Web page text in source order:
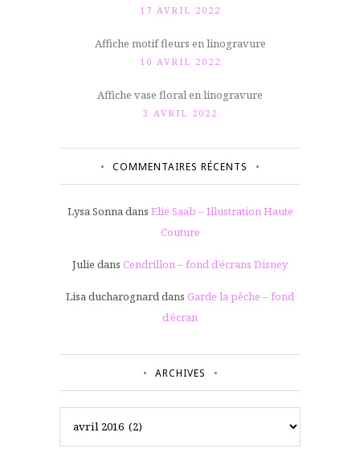
17 AVRIL 2022
Affiche motif fleurs en linogravure
10 AVRIL 2022
Affiche vase floral en linogravure
3 AVRIL 2022
COMMENTAIRES RÉCENTS
Lysa Sonnadans Elie Saab – Illustration Haute
Couture
Julie dans Cendrillon – fond d’écrans Disney
Lisa ducharognarddans Garde la pêche – fond
d’écran
ARCHIVES